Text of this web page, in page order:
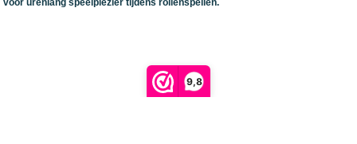
9,8
voor urenlang speelplezier tijdens rollenspellen.